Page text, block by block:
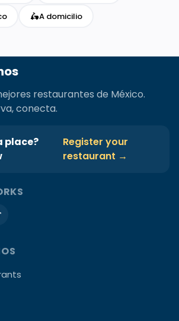
🛵A domicilio
restaurantes de México.
conecta.
place?
Register your
restaurant →